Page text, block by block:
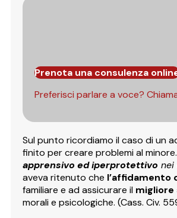
Prenota una consulenza
Preferisci parlare a voce?
Sul punto ricordiamo il caso di un
finito per creare problemi al
apprensivo ed iperprotettivo nei
aveva ritenuto che l’affidamento
familiare e ad assicurare il migliore
morali e psicologiche. (Cass. Civ.